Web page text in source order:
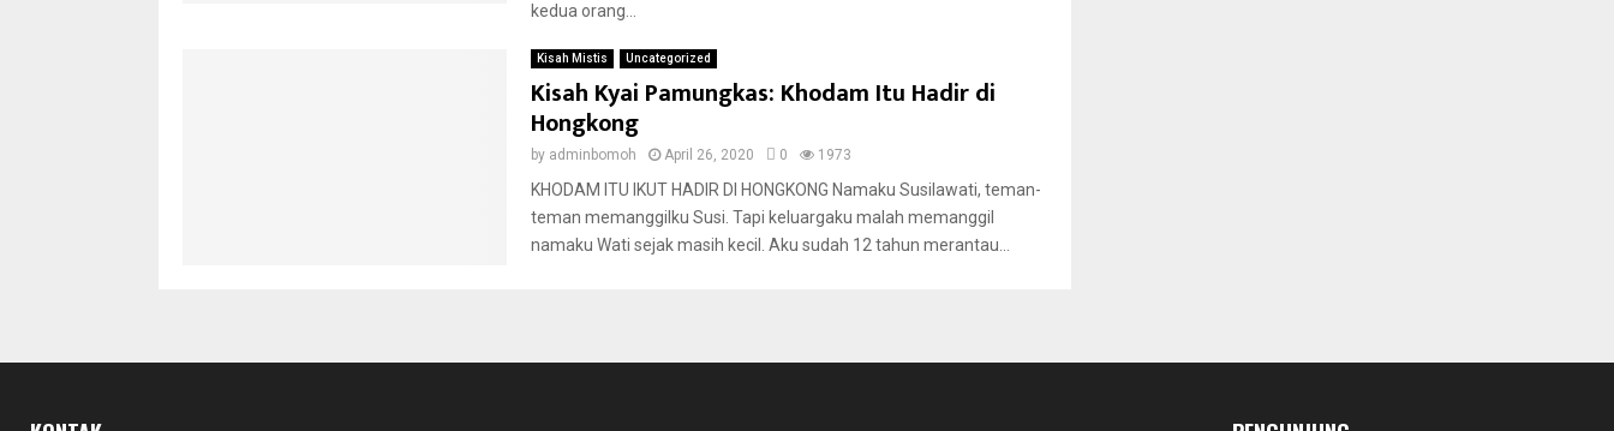
kedua orang...
Kisah Mistis Uncategorized
Kisah Kyai Pamungkas: Khodam Itu Hadir di
Hongkong
by adminbomoh April 26, 2020 0 1973
KHODAM ITU IKUT HADIR DI HONGKONG Namaku Susilawati, teman-
teman memanggilku Susi. Tapi keluargaku malah memanggil
namaku Wati sejak masih kecil. Aku sudah 12 tahun merantau...